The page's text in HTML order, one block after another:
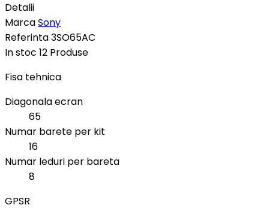
Detalii
MarcaSony
Referinta3SO65AC
In stoc 12 Produse
Fisa tehnica
Diagonala ecran
65
Numar barete per kit
16
Numar leduri per bareta
8
GPSR